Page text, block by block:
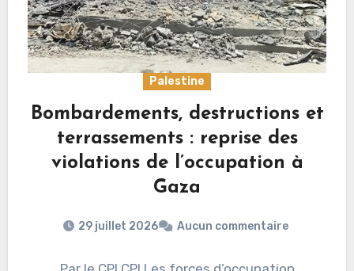
Palestine
Bombardements, destructions et
terrassements : reprise des
violations de l’occupation à
Gaza
29 juillet 2026 Aucun commentaire